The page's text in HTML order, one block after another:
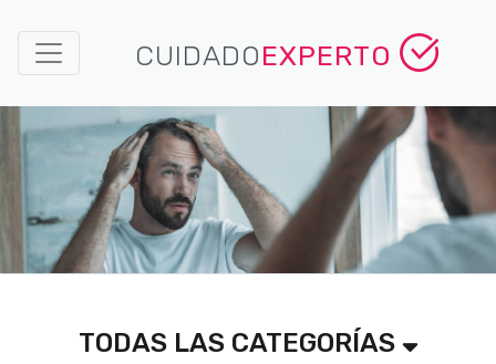
CUIDADOEXPERTO
TODAS LAS CATEGORÍAS